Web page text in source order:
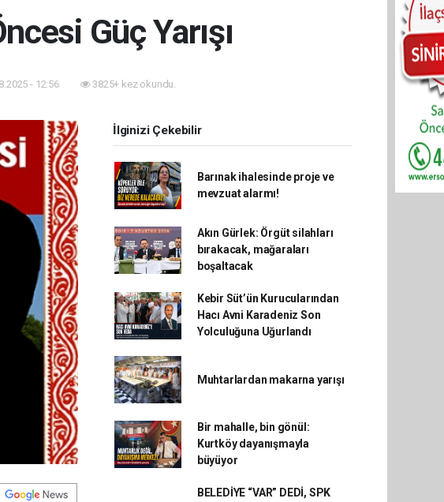
Güç Yarışı
- 12:56 3825+ kez okundu.
İlginizi Çekebilir
Barınak ihalesinde proje ve
mevzuat alarmı!
Akın Gürlek: Örgüt silahları
bırakacak, mağaraları
boşaltacak
Kebir Süt’ün Kurucularından
Hacı Avni Karadeniz Son
Yolculuğuna Uğurlandı
Muhtarlardan makarna yarışı
Bir mahalle, bin gönül:
Kurtköy dayanışmayla
büyüyor
BELEDİYE “VAR” DEDİ, SPK